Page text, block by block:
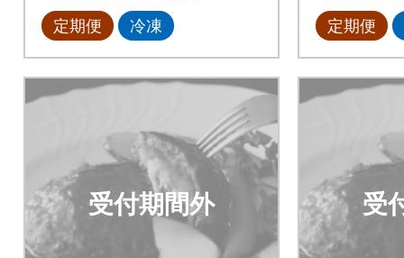
定期便 冷凍 定期便
受付期間外 受